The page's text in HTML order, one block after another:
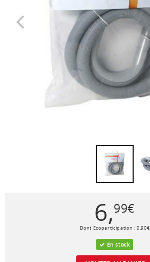
6,99€
Dont Ecoparticipation :0,90€
En stock